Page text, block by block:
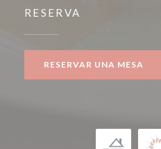
RESERVA
RESERVAR UNA MESA